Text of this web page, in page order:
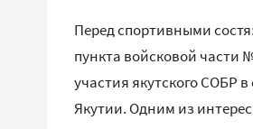
Перед спортивными
пункта войсковой
участия якутского СОБР
Якутии. Одним из